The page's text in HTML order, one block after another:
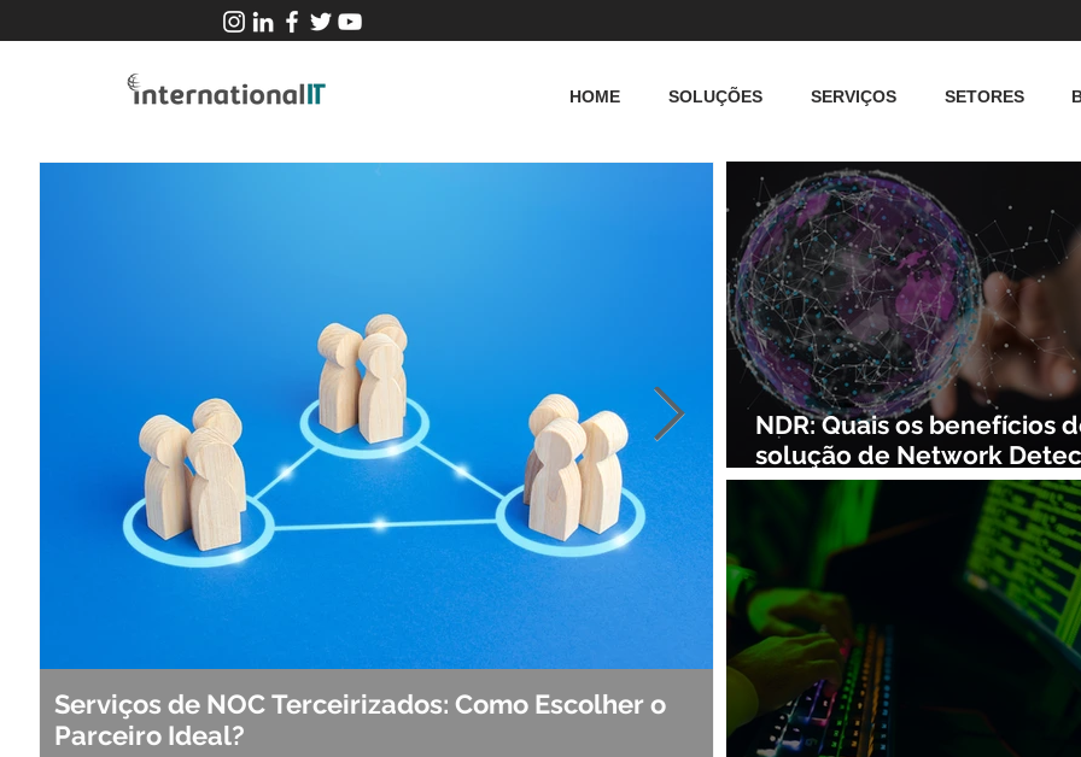
HOME SOLUÇÕES SERVIÇOS SETORES
NDR: Quais os benefícios
solução de Network
and Response?
Serviços de NOC Terceirizados: Como Escolher o
Parceiro Ideal?
Observabilidade e NOC:
Segurança de Redes